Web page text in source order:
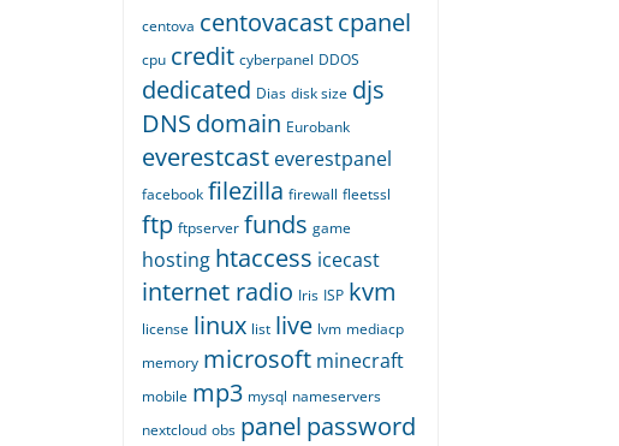
centova centovacastcpanel
cpu credit cyberpanel DDOS
dedicated Dias disk size djs
DNS domain Eurobank
everestcast everestpanel
facebook filezilla firewall fleetssl
ftp ftpserver funds game
hosting htaccess icecast
internet radio Iris ISP kvm
license linux list live lvm mediacp
memory microsoft minecraft
mobile mp3 mysql nameservers
nextcloud obs panel password